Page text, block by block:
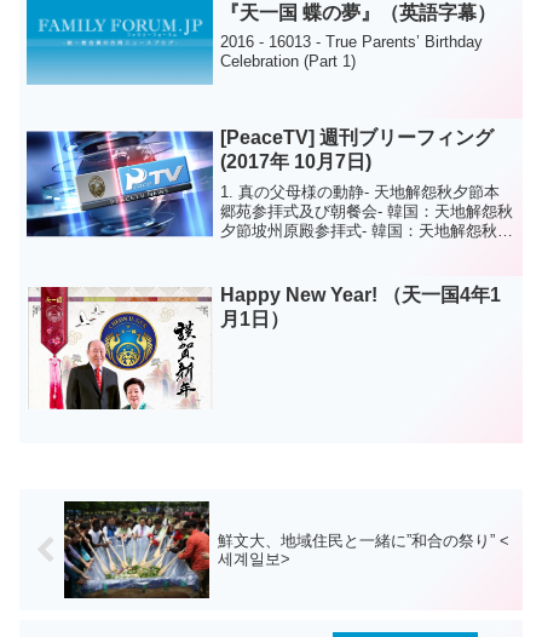
『天一国 蝶の夢』（英語字幕）
2016 - 16013 - True Parents’ Birthday
Celebration (Part 1)
[PeaceTV] 週刊ブリーフィング
(2017年 10月7日)
1. 真の父母様の動静- 天地解怨秋夕節本
郷苑参拝式及び朝餐会- 韓国：天地解怨秋
夕節坡州原殿参拝式- 韓国：天地解怨秋夕
会)- 平和運動（オーストリア：世界...
Happy New Year! （天一国4年1
月1日）
鮮文大、地域住民と一緒に”和合の祭り” <
세계일보>